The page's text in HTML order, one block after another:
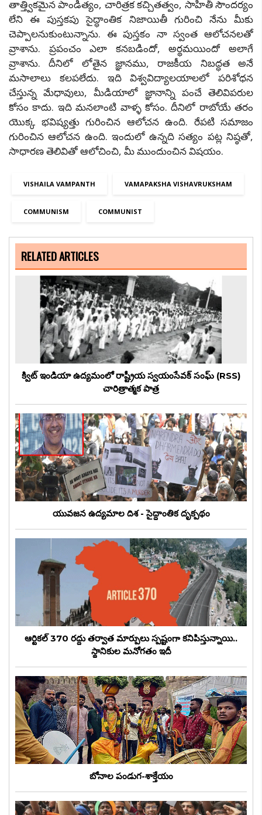
తాత్త్వికమైన పాండిత్యం, చారిత్రక కచ్చితత్వం, సాహితీ సౌందర్యం
లేని ఈ పుస్తకపు సైద్ధాంతిక నిజాయితీ గురించి నేను మీకు
చెప్పాలనుకుంటున్నాను. ఈ పుస్తకం నా స్వంత ఆలోచనలతో
వ్రాశాను. ప్రపంచం ఎలా కనబడిందో, అర్థమయిందో అలాగే
వ్రాశాను. దీనిలో లోతైన జ్ఞానము, రాజకీయ నిబద్ధత అనే
మసాలాలు కలపలేదు. ఇది విశ్వవిద్యాలయాలలో పరిశోధన
చేస్తున్న మేధావులు, మీడియాలో జ్ఞానాన్ని పంచే తెలివిపరుల
కోసం కాదు. ఇది మనలాంటి వాళ్ళ కోసం. దీనిలో రాబోయే తరం
యొక్క భవిష్యత్తు గురించిన ఆలోచన ఉంది. రేపటి సమాజం
గురించిన ఆలోచన ఉంది. ఇందులో ఉన్నది సత్యం పట్ల నిష్ఠతో,
సాధారణ తెలివితో ఆలోచించి, మీ ముందుంచిన విషయం.
VISHAILA VAMPANTH VAMAPAKSHA VISHAVRUKSHAM
COMMUNISM COMMUNIST
RELATED ARTICLES
క్విట్ ఇండియా ఉద్యమంలో రాష్ట్రీయ స్వయంసేవక్ సంఘ్ (RSS)
చారిత్రాత్మక పాత్ర
యువజన ఉద్యమాల దిశ - సైద్ధాంతిక దృక్పథం
ఆర్టికల్ 370 రద్దు తర్వాత మార్పులు స్పష్టంగా కనిపిస్తున్నాయి..
స్థానికుల మనోగతం ఇదీ
బోనాల పండుగ-శాక్తేయం